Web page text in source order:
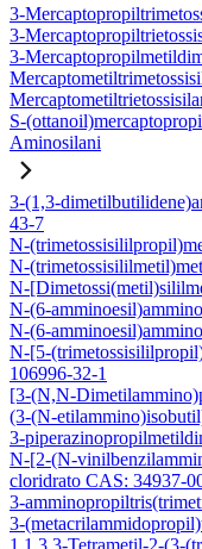
3-
3-
3-
S-
Aminosilani
3-(1,3-
43-7
N-
N-
N-
N-(6-
N-(6-
N-[5-
106996-32-1
[3-(N,N-
(3-(N-
3-
N-[2-(N-
cloridrato CAS: 34937-
3-
3-
1,1,3,3-Tetrametil-2-(3-